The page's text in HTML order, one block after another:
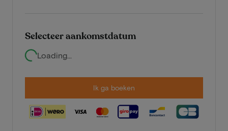
Selecteer aankomstdatum
Loading...
Ik ga boeken